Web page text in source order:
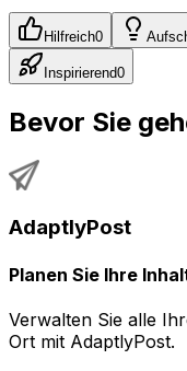
Hilfreich0
Inspirierend0
Bevor Sie
AdaptlyPost
Planen Sie Ihre
Verwalten Sie alle
Ort mit AdaptlyPost.